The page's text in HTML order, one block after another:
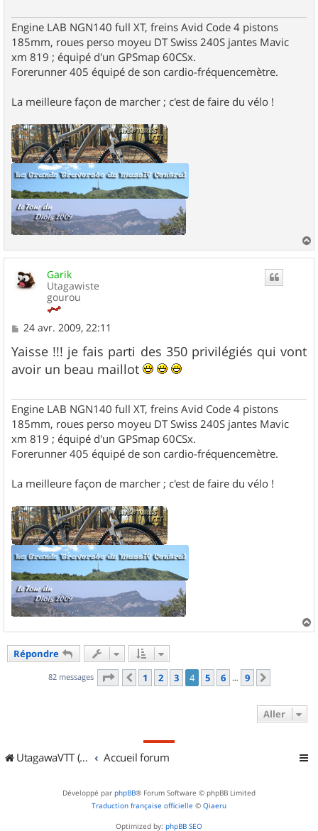
Engine LAB NGN140 full XT, freins Avid Code 4 pistons
185mm, roues perso moyeu DT Swiss 240S jantes Mavic
xm 819 ; équipé d'un GPSmap 60CSx.
Forerunner 405 équipé de son cardio-fréquencemètre.
La meilleure façon de marcher ; c'est de faire du vélo !
a
Garik
Utagawiste
gourou
M
s
s
a
24 avr. 2009, 22:11
Yaisse !!! je fais parti des 350 privilégiés qui vont
avoir un beau maillot
Engine LAB NGN140 full XT, freins Avid Code 4 pistons
185mm, roues perso moyeu DT Swiss 240S jantes Mavic
xm 819 ; équipé d'un GPSmap 60CSx.
Forerunner 405 équipé de son cardio-fréquencemètre.
La meilleure façon de marcher ; c'est de faire du vélo !
a
Répondre
82 messages Page 4sur9
Précédent
1 2 3 4 5 6 … 9
Aller
UtagawaVTT (Randos VTT et VTTAE avec traces GPS) Accueil forum
Développé par phpBB® Forum Software © phpBB Limited
Traduction française officielle © Qiaeru
Optimized by: phpBB SEO